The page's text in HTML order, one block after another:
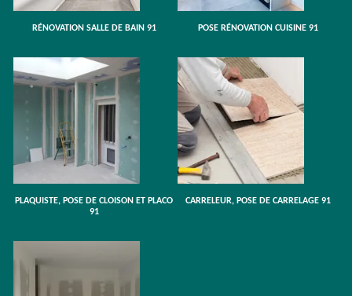
RÉNOVATION SALLE DE BAIN 91 POSE RÉNOVATION CUISINE 91
PLAQUISTE, POSE DE CLOISON ET PLACO
91
CARRELEUR, POSE DE CARRELAGE 91